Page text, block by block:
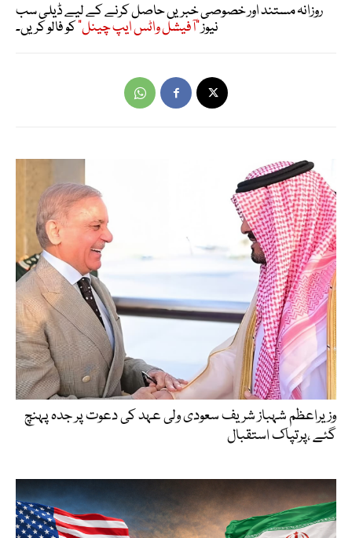
روزانہ مستند اور خصوصی خبریں حاصل کرنے کے لیے ڈیلی سب
نیوز"آفیشل واٹس ایپ چینل"کو فالو کریں۔
وزیراعظم شہباز شریف سعودی ولی عہد کی دعوت پر جدہ پہنچ
گئے ،پرتپاک استقبال